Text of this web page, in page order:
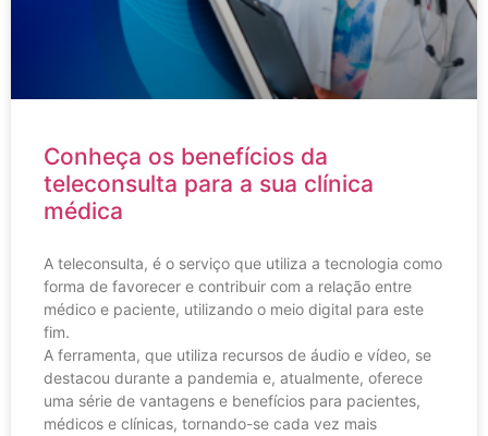
Conheça os benefícios da
teleconsulta para a sua clínica
médica
A teleconsulta, é o serviço que utiliza a tecnologia como
forma de favorecer e contribuir com a relação entre
médico e paciente, utilizando o meio digital para este
fim.
A ferramenta, que utiliza recursos de áudio e vídeo, se
destacou durante a pandemia e, atualmente, oferece
uma série de vantagens e benefícios para pacientes,
médicos e clínicas, tornando-se cada vez mais